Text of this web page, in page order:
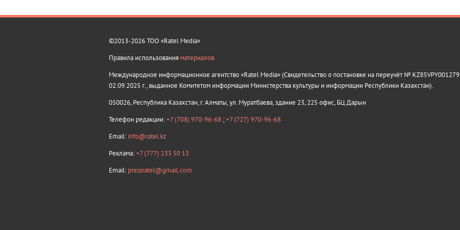
©2013-2026 ТОО «Ratel Media»
Правила использования материалов
Международное информационное агентство «Ratel Media» (Свидетельство о постановке на переучёт №
02.09.2025 г., выданное Комитетом информации Министерства культуры и информации Республики Казахстан).
050026, Республика Казахстан, г. Алматы, ул. Муратбаева, здание 23, 225 офис, БЦ Дарын
Телефон редакции:+7 (708) 970-96-68 ;+7 (727) 970-96-68
Email: info@ratel.kz
Реклама:+7 (777) 233 50 13
Email: pressratel@gmail.com